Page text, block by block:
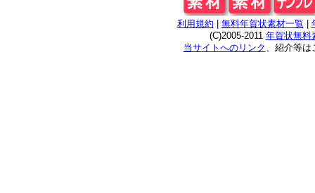
利用規約 無料年賀状素材一覧
(C)2005-2011 年賀状無料
当サイトへのリンク 、紹介等は